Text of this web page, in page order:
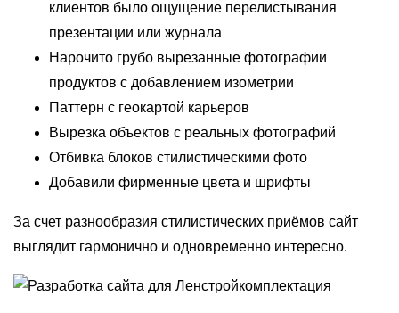
клиентов было ощущение перелистывания
презентации или журнала
Нарочито грубо вырезанные фотографии
продуктов с добавлением изометрии
Паттерн с геокартой карьеров
Вырезка объектов с реальных фотографий
Отбивка блоков стилистическими фото
Добавили фирменные цвета и шрифты
За счет разнообразия стилистических приёмов сайт
выглядит гармонично и одновременно интересно.